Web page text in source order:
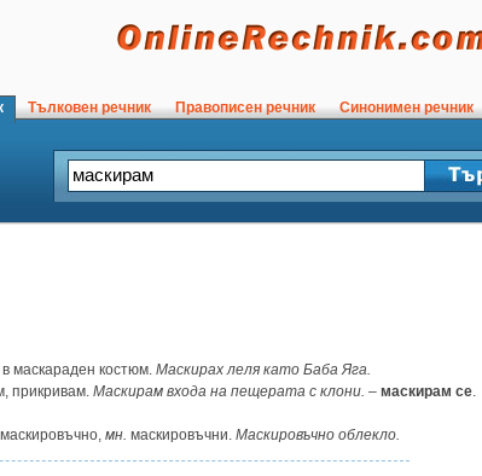
Тълковен речник Правописен речник Синонимен речник
маскараден костюм. Маскирах леля като Баба Яга.
прикривам. Маскирам входа на пещерата с клони. – маскирам се.
мн. маскировъчни. Маскировъчно облекло.